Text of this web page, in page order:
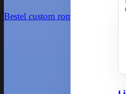
Bestel custom rom - €35,00